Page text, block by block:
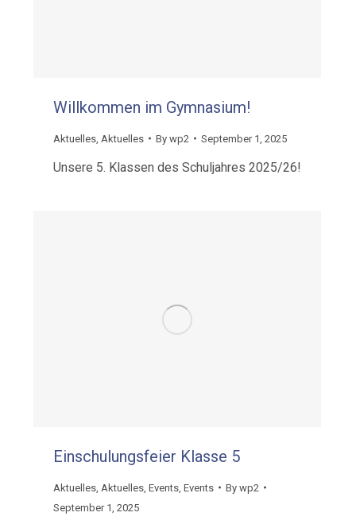
Willkommen im Gymnasium!
Aktuelles Aktuelles Bywp2 September 1, 2025
Unsere 5. Klassen des Schuljahres 2025/26!
Einschulungsfeier Klasse 5
Aktuelles Aktuelles ,Events ,Events Bywp2
September 1, 2025